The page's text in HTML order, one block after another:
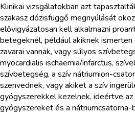
Klinikai vizsgálatokban azt
szakasz dózisfüggő megnyúlását
elővigyázatosan kell alkalmazni
betegeknél, például akiknek
zavarai vannak, vagy súlyos
myocardialis ischaemia/infarctus,
szívbetegség, a szív nátriumion-
szenvednek, vagy akiket a szív
gyógyszerekkel kezelnek, ideértve az
gyógyszereket és a